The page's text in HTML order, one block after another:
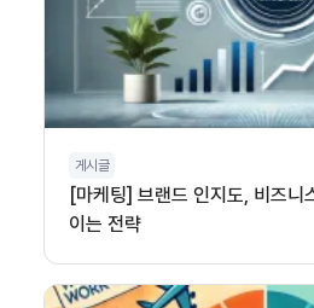
게시글
[마케팅] 브랜드 인지도, 비즈
이는 전략